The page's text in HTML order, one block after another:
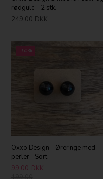
rødguld - 2 stk.
249,00 DKK
-50%
Oxxo Design - Øreringe med
perler - Sort
99,00 DKK